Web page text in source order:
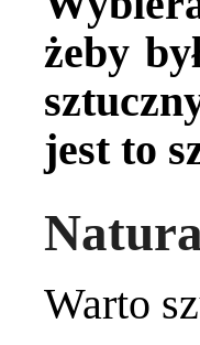
żeby
jest to
Warto